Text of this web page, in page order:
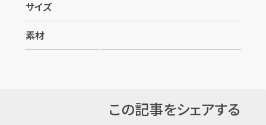
サイズ
素材
この記事をシェアする